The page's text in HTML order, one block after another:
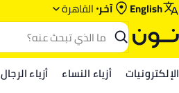
English آخر القاهرة
الإلكترونيات أزياء النساء أزياء الرجال